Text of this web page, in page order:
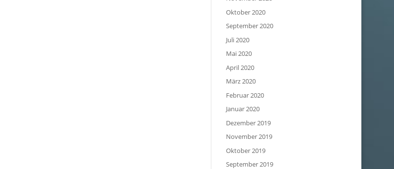
Oktober 2020
September 2020
Juli 2020
Mai 2020
April 2020
März 2020
Februar 2020
Januar 2020
Dezember 2019
November 2019
Oktober 2019
September 2019